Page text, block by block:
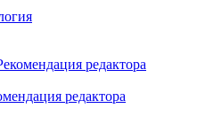
редактора
редактора